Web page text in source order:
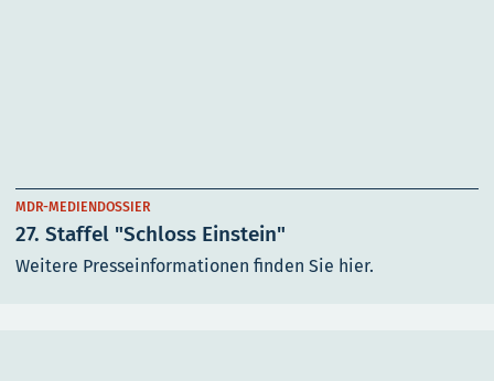
MDR-MEDIENDOSSIER
27. Staffel "Schloss Einstein"
Weitere Presseinformationen finden Sie hier.